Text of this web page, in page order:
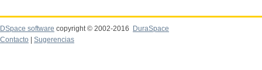
DSpace software copyright © 2002-2016
DuraSpace
Contacto
Sugerencias